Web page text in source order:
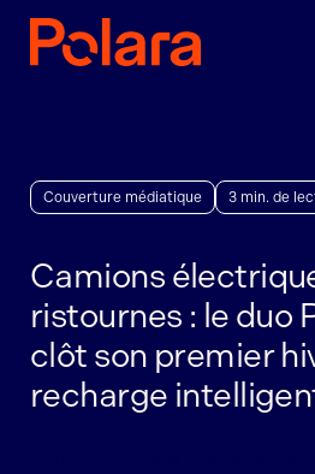
contenu
Couverture médiatique 3 min. de
Camions
ristournes : le duo
clôt son premier
recharge